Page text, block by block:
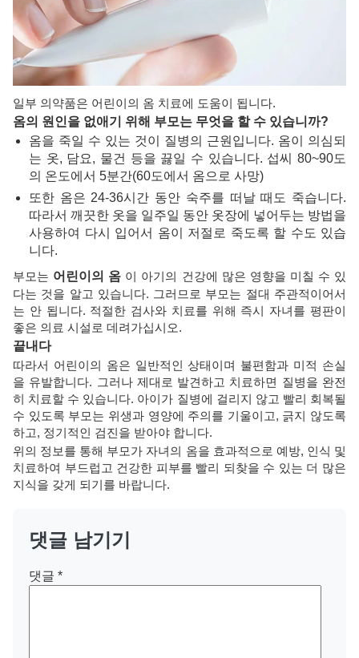
일부 의약품은 어린이의 옴 치료에 도움이 됩니다.
옴의 원인을 없애기 위해 부모는 무엇을 할 수 있습니까?
옴을 죽일 수 있는 것이 질병의 근원입니다. 옴이 의심되
는 옷, 담요, 물건 등을 끓일 수 있습니다. 섭씨 80~90도
의 온도에서 5분간(60도에서 옴으로 사망)
또한 옴은 24-36시간 동안 숙주를 떠날 때도 죽습니다.
따라서 깨끗한 옷을 일주일 동안 옷장에 넣어두는 방법을
사용하여 다시 입어서 옴이 저절로 죽도록 할 수도 있습
니다.
부모는 어린이의 옴 이 아기의 건강에 많은 영향을 미칠 수 있
다는 것을 알고 있습니다. 그러므로 부모는 절대 주관적이어서
는 안 됩니다. 적절한 검사와 치료를 위해 즉시 자녀를 평판이
좋은 의료 시설로 데려가십시오.
끝내다
따라서 어린이의 옴은 일반적인 상태이며 불편함과 미적 손실
을 유발합니다. 그러나 제대로 발견하고 치료하면 질병을 완전
히 치료할 수 있습니다. 아이가 질병에 걸리지 않고 빨리 회복될
수 있도록 부모는 위생과 영양에 주의를 기울이고, 긁지 않도록
하고, 정기적인 검진을 받아야 합니다.
위의 정보를 통해 부모가 자녀의 옴을 효과적으로 예방, 인식 및
치료하여 부드럽고 건강한 피부를 빨리 되찾을 수 있는 더 많은
지식을 갖게 되기를 바랍니다.
댓글 남기기
댓글 *